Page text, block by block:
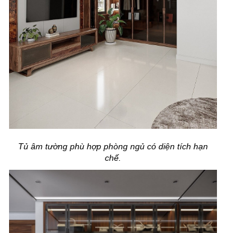
Tủ âm tường phù hợp phòng ngủ có diện tích hạn
chế.